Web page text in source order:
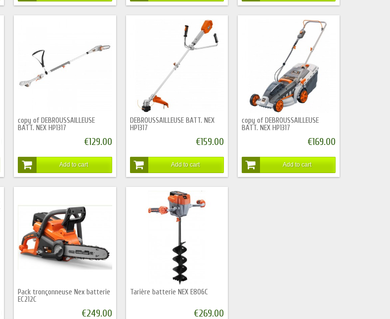
copy of DEBROUSSAILLEUSE
BATT. NEX HP1317
€129.00
Add to cart
DEBROUSSAILLEUSE BATT. NEX
HP1317
€159.00
Add to cart
copy of DEBROUSSAILLEUSE
BATT. NEX HP1317
€169.00
Add to cart
Pack tronçonneuse Nex batterie
EC212C
€249.00
Tarière batterie NEX E806C
€269.00